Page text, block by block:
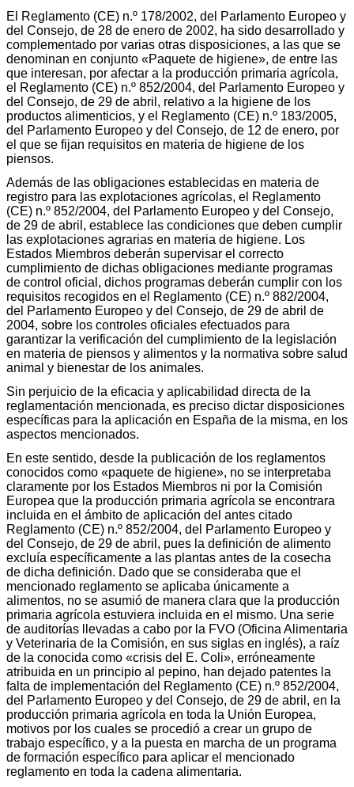
El Reglamento (CE) n.º 178/2002, del Parlamento Europeo y
del Consejo, de 28 de enero de 2002, ha sido desarrollado y
complementado por varias otras disposiciones, a las que se
denominan en conjunto «Paquete de higiene», de entre las
que interesan, por afectar a la producción primaria agrícola,
el Reglamento (CE) n.º 852/2004, del Parlamento Europeo y
del Consejo, de 29 de abril, relativo a la higiene de los
productos alimenticios, y el Reglamento (CE) n.º 183/2005,
del Parlamento Europeo y del Consejo, de 12 de enero, por
el que se fijan requisitos en materia de higiene de los
piensos.
Además de las obligaciones establecidas en materia de
registro para las explotaciones agrícolas, el Reglamento
(CE) n.º 852/2004, del Parlamento Europeo y del Consejo,
de 29 de abril, establece las condiciones que deben cumplir
las explotaciones agrarias en materia de higiene. Los
Estados Miembros deberán supervisar el correcto
cumplimiento de dichas obligaciones mediante programas
de control oficial, dichos programas deberán cumplir con los
requisitos recogidos en el Reglamento (CE) n.º 882/2004,
del Parlamento Europeo y del Consejo, de 29 de abril de
2004, sobre los controles oficiales efectuados para
garantizar la verificación del cumplimiento de la legislación
en materia de piensos y alimentos y la normativa sobre salud
animal y bienestar de los animales.
Sin perjuicio de la eficacia y aplicabilidad directa de la
reglamentación mencionada, es preciso dictar disposiciones
específicas para la aplicación en España de la misma, en los
aspectos mencionados.
En este sentido, desde la publicación de los reglamentos
conocidos como «paquete de higiene», no se interpretaba
claramente por los Estados Miembros ni por la Comisión
Europea que la producción primaria agrícola se encontrara
incluida en el ámbito de aplicación del antes citado
Reglamento (CE) n.º 852/2004, del Parlamento Europeo y
del Consejo, de 29 de abril, pues la definición de alimento
excluía específicamente a las plantas antes de la cosecha
de dicha definición. Dado que se consideraba que el
mencionado reglamento se aplicaba únicamente a
alimentos, no se asumió de manera clara que la producción
primaria agrícola estuviera incluida en el mismo. Una serie
de auditorías llevadas a cabo por la FVO (Oficina Alimentaria
y Veterinaria de la Comisión, en sus siglas en inglés), a raíz
de la conocida como «crisis del E. Coli», erróneamente
atribuida en un principio al pepino, han dejado patentes la
falta de implementación del Reglamento (CE) n.º 852/2004,
del Parlamento Europeo y del Consejo, de 29 de abril, en la
producción primaria agrícola en toda la Unión Europea,
motivos por los cuales se procedió a crear un grupo de
trabajo específico, y a la puesta en marcha de un programa
de formación específico para aplicar el mencionado
reglamento en toda la cadena alimentaria.